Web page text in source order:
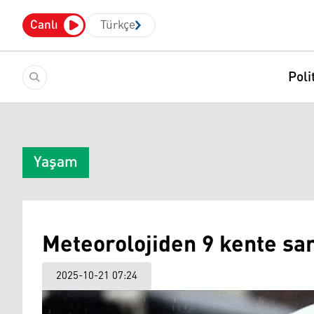
Canlı Türkçe
Yaşam
Meteorolojiden 9 kente
2025-10-21 07:24